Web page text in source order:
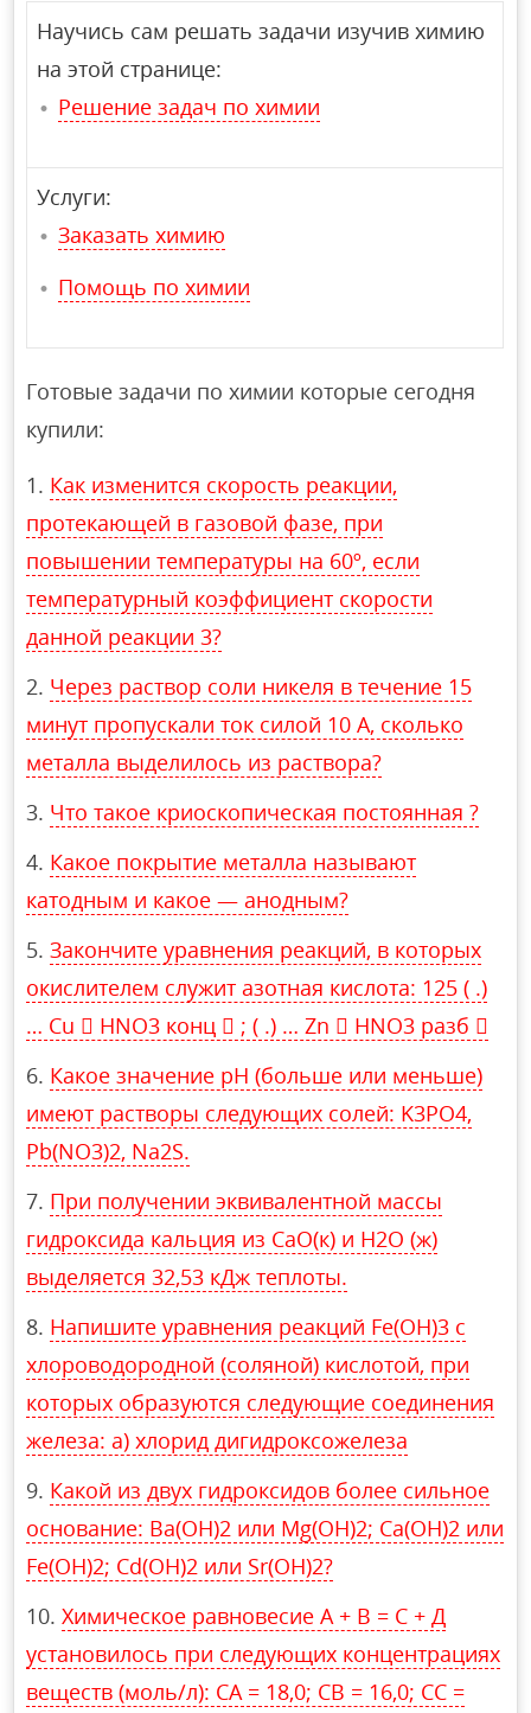
Научись сам решать задачи изучив химию
на этой странице:
Решение задач по химии
Услуги:
Заказать химию
Помощь по химии
Готовые задачи по химии которые сегодня
купили:
Как изменится скорость реакции,
протекающей в газовой фазе, при
повышении температуры на 60º, если
температурный коэффициент скорости
данной реакции 3?
Через раствор соли никеля в течение 15
минут пропускали ток силой 10 А, сколько
металла выделилось из раствора?
Что такое криоскопическая постоянная ?
Какое покрытие металла называют
катодным и какое — анодным?
Закончите уравнения реакций, в которых
окислителем служит азотная кислота: 125 ( .)
… Cu  HNO3 конц  ; ( .) … Zn  HNO3 разб 
Какое значение рН (больше или меньше)
имеют растворы следующих солей: K3PO4,
Pb(NO3)2, Na2S.
При получении эквивалентной массы
гидроксида кальция из СаО(к) и Н2О (ж)
выделяется 32,53 кДж теплоты.
Напишите уравнения реакций Fе(ОН)3 с
хлороводородной (соляной) кислотой, при
которых образуются следующие соединения
железа: а) хлорид дигидроксожелеза
Какой из двух гидроксидов более сильное
основание: Ва(ОН)2 или Мg(ОН)2; Са(ОН)2 или
Fe(OH)2; Cd(OH)2 или Sr(OH)2?
Химическое равновесие А + В = С + Д
установилось при следующих концентрациях
веществ (моль/л): CA = 18,0; CВ = 16,0; CС =